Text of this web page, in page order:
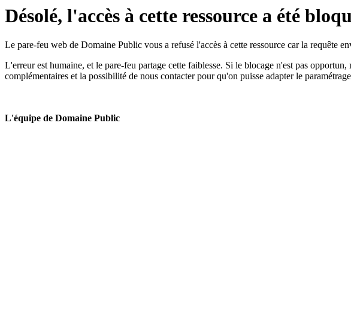
Désolé, l'accès à cette ressource a été
Le pare-feu web de Domaine Public vous a refusé l'accès à cette ressource car la requête
L'erreur est humaine, et le pare-feu partage cette faiblesse. Si le blocage n'est pas
complémentaires et la possibilité de nous contacter pour qu'on puisse adapter le
L'équipe de Domaine Public